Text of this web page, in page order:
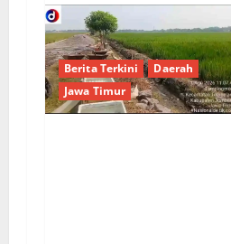
Berita Terkini
Daerah
Jawa Timur